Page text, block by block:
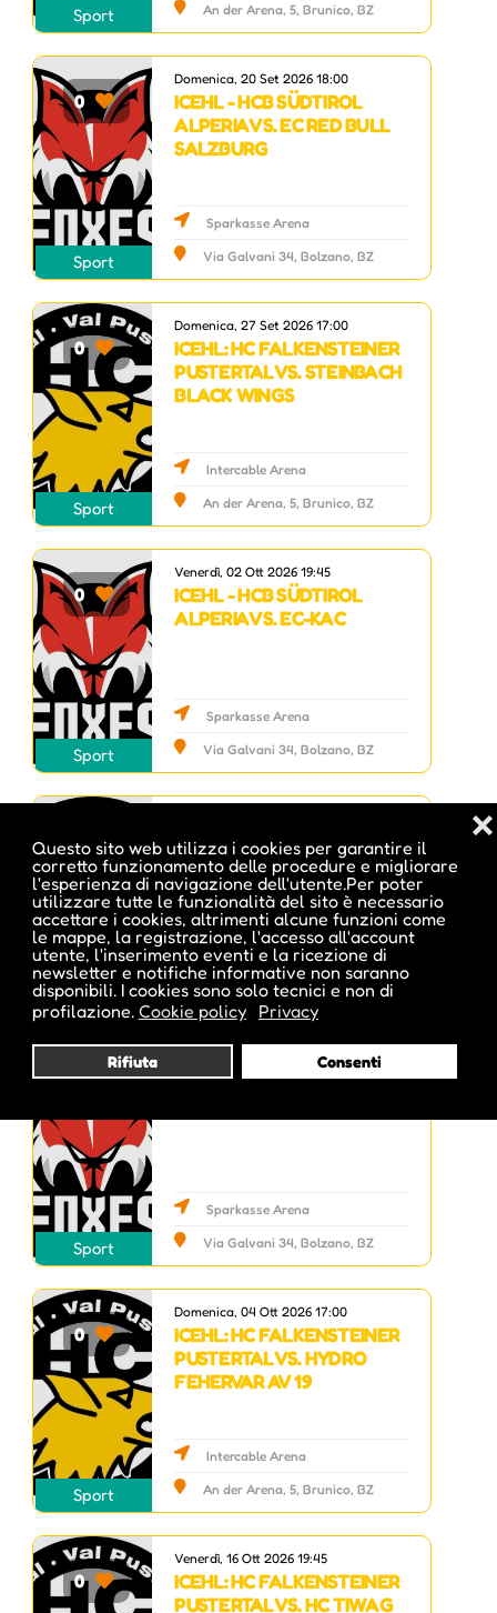
Questo sito web utilizza i cookies per garantire il
corretto funzionamento delle procedure e migliorare
l'esperienza di navigazione dell'utente.Per poter
utilizzare tutte le funzionalità del sito è necessario
accettare i cookies, altrimenti alcune funzioni come
le mappe, la registrazione, l'accesso all'account
utente, l'inserimento eventi e la ricezione di
newsletter e notifiche informative non saranno
disponibili. I cookies sono solo tecnici e non di
profilazione. Cookie policy Privacy
Rifiuta Consenti
❌
Sport
An der Arena, 5, Brunico, BZ
0
Sport
Domenica, 20 Set 2026 18:00
ICEHL - HCB SÜDTIROL
ALPERIA VS. EC RED BULL
SALZBURG
Sparkasse Arena
Via Galvani 34, Bolzano, BZ
0
Sport
Domenica, 27 Set 2026 17:00
ICEHL: HC FALKENSTEINER
PUSTERTAL VS. STEINBACH
BLACK WINGS
Intercable Arena
An der Arena, 5, Brunico, BZ
0
Sport
Venerdì, 02 Ott 2026 19:45
ICEHL - HCB SÜDTIROL
ALPERIA VS. EC-KAC
Sparkasse Arena
Via Galvani 34, Bolzano, BZ
0
Sport
ICEHL: HC FALKENSTEINER
PUSTERTAL VS. OLIMPIJA
LJUBLJANA
Intercable Arena
An der Arena, 5, Brunico, BZ
Sport
Domenica, 04 Ott 2026 16:00
Sparkasse Arena
Via Galvani 34, Bolzano, BZ
0
Sport
Domenica, 04 Ott 2026 17:00
ICEHL: HC FALKENSTEINER
PUSTERTAL VS. HYDRO
FEHERVAR AV 19
Intercable Arena
An der Arena, 5, Brunico, BZ
0
Venerdì, 16 Ott 2026 19:45
ICEHL: HC FALKENSTEINER
PUSTERTAL VS. HC TIWAG